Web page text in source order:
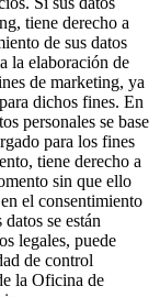
tiene derecho a
de sus datos
la elaboración de
de marketing, ya
dichos fines. En
personales se base
para los fines
tiene derecho a
sin que ello
el consentimiento
se están
legales, puede
de control
la Oficina de